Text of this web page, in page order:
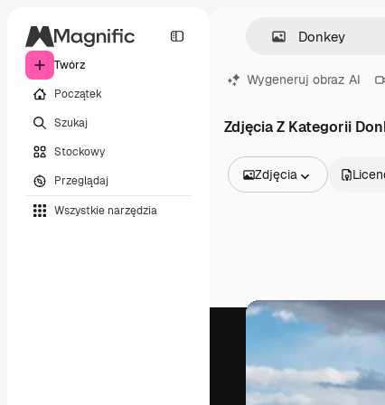
Twórz
Początek
Szukaj
Stockowy
Przeglądaj
Wszystkie narzędzia
Wygeneruj obraz AI
Zdjęcia Z Kategorii
Zdjęcia
Filmy
Klipy wideo
Ruchome grafiki
Ikony
Modele 3D
Czcionki